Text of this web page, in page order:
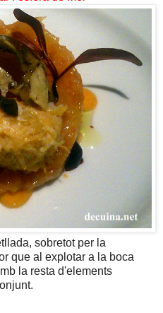
sobretot per la
que al explotar a la boca
la resta d'elements